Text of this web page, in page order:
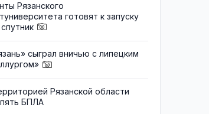
Рязанского
готовят к запуску
сыграл вничью с липецким
Рязанской области
БПЛА